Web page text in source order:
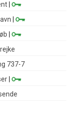
|
|
|
737-7
|